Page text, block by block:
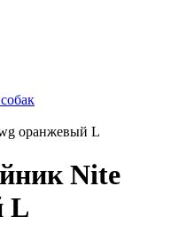
оранжевый L
Nite
L